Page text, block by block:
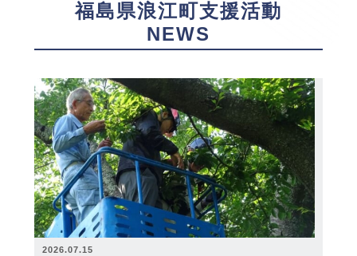
福島県浪江町支援活動
NEWS
2026.07.15